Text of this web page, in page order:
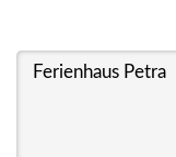
Ferienhaus Petra